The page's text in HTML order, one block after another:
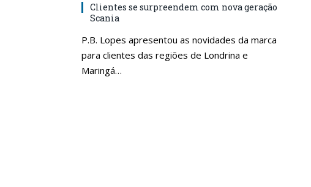
Clientes se surpreendem com nova geração
Scania
P.B. Lopes apresentou as novidades da marca
para clientes das regiões de Londrina e
Maringá…